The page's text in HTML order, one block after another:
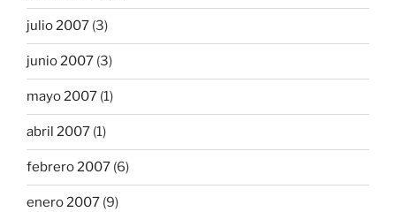
julio 2007 (3)
junio 2007 (3)
mayo 2007 (1)
abril 2007 (1)
febrero 2007 (6)
enero 2007 (9)